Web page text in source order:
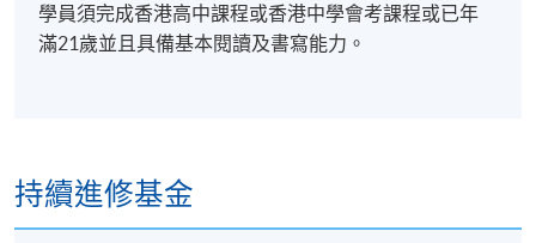
學員須完成香港高中課程或香港中學會考課程或已年
滿21歲並且具備基本閱讀及書寫能力。
持續進修基金